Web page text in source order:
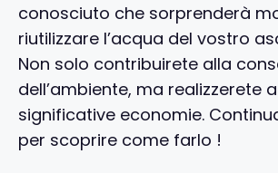
conosciuto che sorprenderà
riutilizzare l’acqua del vostro
Non solo contribuirete alla
dell’ambiente, ma realizzerete
significative economie.
per scoprire come farlo !